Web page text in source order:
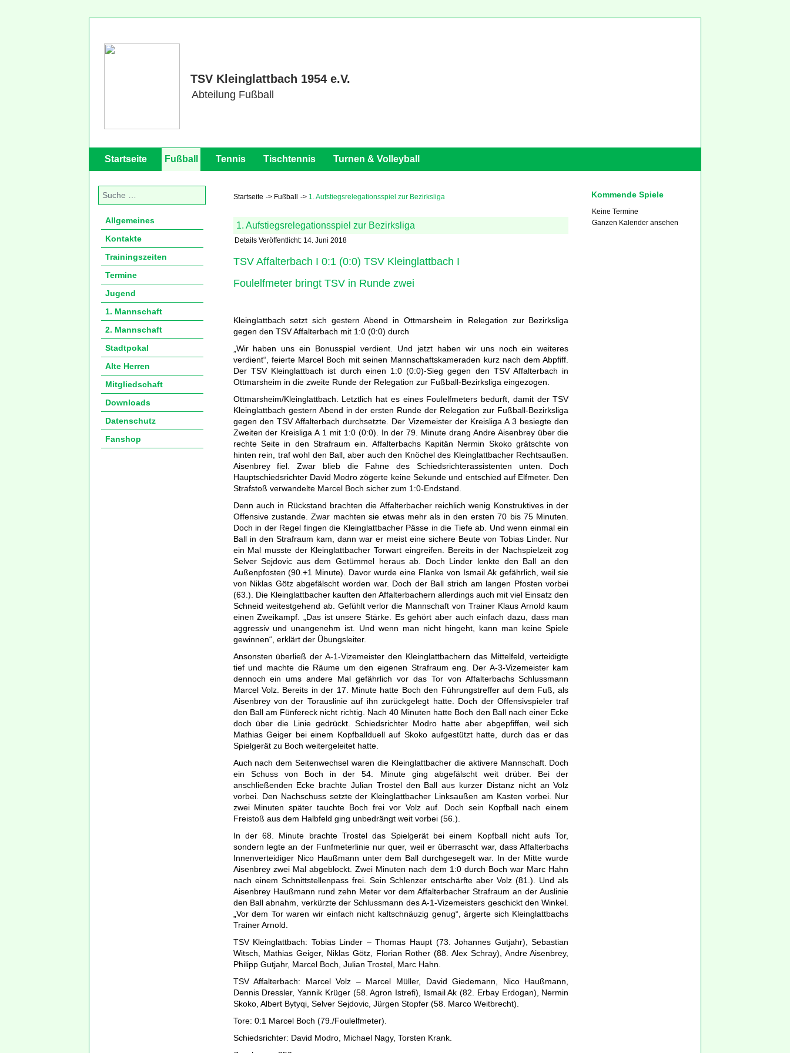
TSV Kleinglattbach 1954 e.V.
Abteilung Fußball
Startseite Fußball Tennis Tischtennis Turnen & Volleyball
Suchen
Allgemeines
Kontakte
Trainingszeiten
Termine
Jugend
1. Mannschaft
2. Mannschaft
Stadtpokal
Alte Herren
Mitgliedschaft
Downloads
Datenschutz
Fanshop
Startseite Fußball 1. Aufstiegsrelegationsspiel zur Bezirksliga
1. Aufstiegsrelegationsspiel zur Bezirksliga
Details Veröffentlicht: 14. Juni 2018
TSV Affalterbach I 0:1 (0:0) TSV Kleinglattbach I
Foulelfmeter bringt TSV in Runde zwei
Kleinglattbach setzt sich gestern Abend in Ottmarsheim in Relegation zur Bezirksliga
gegen den TSV Affalterbach mit 1:0 (0:0) durch
„Wir haben uns ein Bonusspiel verdient. Und jetzt haben wir uns noch ein weiteres
verdient“, feierte Marcel Boch mit seinen Mannschaftskameraden kurz nach dem Abpfiff.
Der TSV Kleinglattbach ist durch einen 1:0 (0:0)-Sieg gegen den TSV Affalterbach in
Ottmarsheim in die zweite Runde der Relegation zur Fußball-Bezirksliga eingezogen.
Ottmarsheim/Kleinglattbach. Letztlich hat es eines Foulelfmeters bedurft, damit der TSV
Kleinglattbach gestern Abend in der ersten Runde der Relegation zur Fußball-Bezirksliga
gegen den TSV Affalterbach durchsetzte. Der Vizemeister der Kreisliga A 3 besiegte den
Zweiten der Kreisliga A 1 mit 1:0 (0:0). In der 79. Minute drang Andre Aisenbrey über die
rechte Seite in den Strafraum ein. Affalterbachs Kapitän Nermin Skoko grätschte von
hinten rein, traf wohl den Ball, aber auch den Knöchel des Kleinglattbacher Rechtsaußen.
Aisenbrey fiel. Zwar blieb die Fahne des Schiedsrichterassistenten unten. Doch
Hauptschiedsrichter David Modro zögerte keine Sekunde und entschied auf Elfmeter. Den
Strafstoß verwandelte Marcel Boch sicher zum 1:0-Endstand.
Denn auch in Rückstand brachten die Affalterbacher reichlich wenig Konstruktives in der
Offensive zustande. Zwar machten sie etwas mehr als in den ersten 70 bis 75 Minuten.
Doch in der Regel fingen die Kleinglattbacher Pässe in die Tiefe ab. Und wenn einmal ein
Ball in den Strafraum kam, dann war er meist eine sichere Beute von Tobias Linder. Nur
ein Mal musste der Kleinglattbacher Torwart eingreifen. Bereits in der Nachspielzeit zog
Selver Sejdovic aus dem Getümmel heraus ab. Doch Linder lenkte den Ball an den
Außenpfosten (90.+1 Minute). Davor wurde eine Flanke von Ismail Ak gefährlich, weil sie
von Niklas Götz abgefälscht worden war. Doch der Ball strich am langen Pfosten vorbei
(63.). Die Kleinglattbacher kauften den Affalterbachern allerdings auch mit viel Einsatz den
Schneid weitestgehend ab. Gefühlt verlor die Mannschaft von Trainer Klaus Arnold kaum
einen Zweikampf. „Das ist unsere Stärke. Es gehört aber auch einfach dazu, dass man
aggressiv und unangenehm ist. Und wenn man nicht hingeht, kann man keine Spiele
gewinnen“, erklärt der Übungsleiter.
Ansonsten überließ der A-1-Vizemeister den Kleinglattbachern das Mittelfeld, verteidigte
tief und machte die Räume um den eigenen Strafraum eng. Der A-3-Vizemeister kam
dennoch ein ums andere Mal gefährlich vor das Tor von Affalterbachs Schlussmann
Marcel Volz. Bereits in der 17. Minute hatte Boch den Führungstreffer auf dem Fuß, als
Aisenbrey von der Torauslinie auf ihn zurückgelegt hatte. Doch der Offensivspieler traf
den Ball am Fünfereck nicht richtig. Nach 40 Minuten hatte Boch den Ball nach einer Ecke
doch über die Linie gedrückt. Schiedsrichter Modro hatte aber abgepfiffen, weil sich
Mathias Geiger bei einem Kopfballduell auf Skoko aufgestützt hatte, durch das er das
Spielgerät zu Boch weitergeleitet hatte.
Auch nach dem Seitenwechsel waren die Kleinglattbacher die aktivere Mannschaft. Doch
ein Schuss von Boch in der 54. Minute ging abgefälscht weit drüber. Bei der
anschließenden Ecke brachte Julian Trostel den Ball aus kurzer Distanz nicht an Volz
vorbei. Den Nachschuss setzte der Kleinglattbacher Linksaußen am Kasten vorbei. Nur
zwei Minuten später tauchte Boch frei vor Volz auf. Doch sein Kopfball nach einem
Freistoß aus dem Halbfeld ging unbedrängt weit vorbei (56.).
In der 68. Minute brachte Trostel das Spielgerät bei einem Kopfball nicht aufs Tor,
sondern legte an der Funfmeterlinie nur quer, weil er überrascht war, dass Affalterbachs
Innenverteidiger Nico Haußmann unter dem Ball durchgesegelt war. In der Mitte wurde
Aisenbrey zwei Mal abgeblockt. Zwei Minuten nach dem 1:0 durch Boch war Marc Hahn
nach einem Schnittstellenpass frei. Sein Schlenzer entschärfte aber Volz (81.). Und als
Aisenbrey Haußmann rund zehn Meter vor dem Affalterbacher Strafraum an der Auslinie
den Ball abnahm, verkürzte der Schlussmann des A-1-Vizemeisters geschickt den Winkel.
„Vor dem Tor waren wir einfach nicht kaltschnäuzig genug“, ärgerte sich Kleinglattbachs
Trainer Arnold.
TSV Kleinglattbach: Tobias Linder – Thomas Haupt (73. Johannes Gutjahr), Sebastian
Witsch, Mathias Geiger, Niklas Götz, Florian Rother (88. Alex Schray), Andre Aisenbrey,
Philipp Gutjahr, Marcel Boch, Julian Trostel, Marc Hahn.
TSV Affalterbach: Marcel Volz – Marcel Müller, David Giedemann, Nico Haußmann,
Dennis Dressler, Yannik Krüger (58. Agron Istrefi), Ismail Ak (82. Erbay Erdogan), Nermin
Skoko, Albert Bytyqi, Selver Sejdovic, Jürgen Stopfer (58. Marco Weitbrecht).
Tore: 0:1 Marcel Boch (79./Foulelfmeter).
Schiedsrichter: David Modro, Michael Nagy, Torsten Krank.
Kommende Spiele
Keine Termine
Ganzen Kalender ansehen